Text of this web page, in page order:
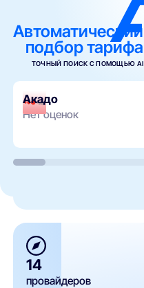
Автоматический
подбор тарифа
ТОЧНЫЙ ПОИСК С ПОМОЩЬЮ AI
Акадо
Нет оценок
14
провайдеров